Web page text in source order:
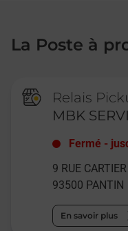
La Poste à
Relais
MBK
Fermé -
9 RUE
93500 PANTIN
En savoir plus